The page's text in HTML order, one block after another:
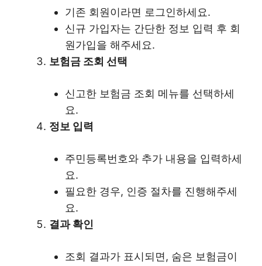
기존 회원이라면 로그인하세요.
신규 가입자는 간단한 정보 입력 후 회
원가입을 해주세요.
보험금 조회 선택
신고한 보험금 조회 메뉴를 선택하세
요.
정보 입력
주민등록번호와 추가 내용을 입력하세
요.
필요한 경우, 인증 절차를 진행해주세
요.
결과 확인
조회 결과가 표시되면, 숨은 보험금이